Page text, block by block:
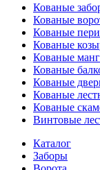
Кованые
Кованые
Кованые
Кованые
Кованые
Кованые
Кованые
Кованые
Кованые
Винтовые
Каталог
Заборы